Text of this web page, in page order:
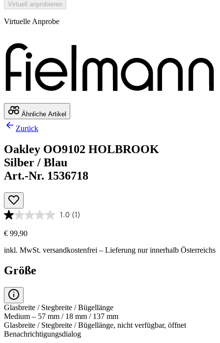
Virtuell anprobieren
Virtuelle Anprobe
Ähnliche Artikel
Zurück
Oakley OO9102 HOLBROOK
Silber / Blau
Art.-Nr. 1536718
1.0 (1)
€ 99,90
inkl. MwSt. versandkostenfrei – Lieferung nur innerhalb Österreichs
Größe
Glasbreite / Stegbreite / Bügellänge
Medium – 57 mm / 18 mm / 137 mm
Glasbreite / Stegbreite / Bügellänge, nicht verfügbar, öffnet
Benachrichtigungsdialog